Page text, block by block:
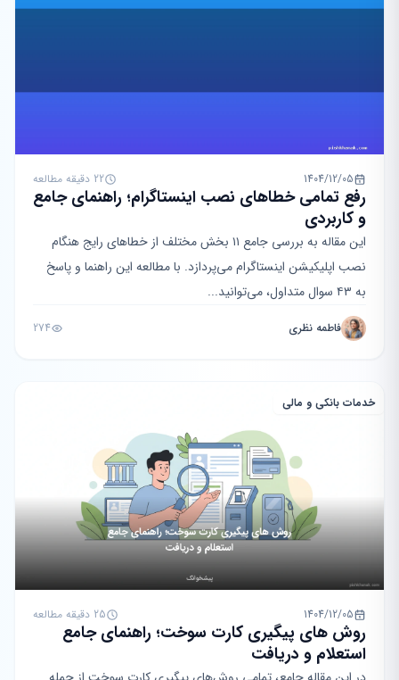
1404/12/05 22 دقیقه مطالعه
رفع تمامی خطاهای نصب اینستاگرام؛ راهنمای جامع
و کاربردی
این مقاله به بررسی جامع ۱۱ بخش مختلف از خطاهای رایج هنگام
نصب اپلیکیشن اینستاگرام می‌پردازد. با مطالعه این راهنما و پاسخ
به ۴۳ سوال متداول، می‌توانید...
فاطمه نظری 274
خدمات بانکی و مالی
1404/12/05 25 دقیقه مطالعه
روش های پیگیری کارت سوخت؛ راهنمای جامع
استعلام و دریافت